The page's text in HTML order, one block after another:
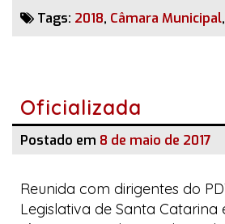
Tags: 2018, Câmara Municipal,
Oficializada
Postado em 8 de maio de 2017
Reunida com dirigentes do
Legislativa de Santa